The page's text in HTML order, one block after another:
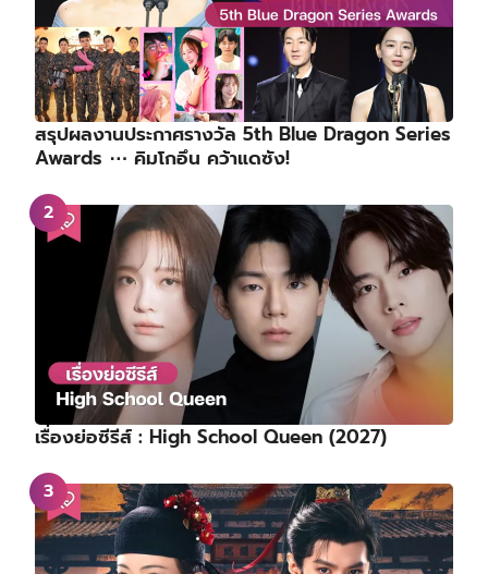
สรุปผลงานประกาศรางวัล 5th Blue Dragon Series
Awards ⋯ คิมโกอึน คว้าแดซัง!
เรื่องย่อซีรีส์ : High School Queen (2027)